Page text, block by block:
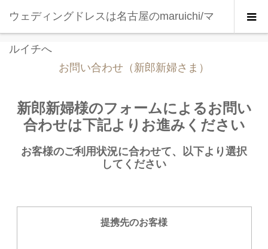
ウェディングドレスは名古屋のmaruichi/マ
ルイチへ
お問い合わせ（新郎新婦さま）
新郎新婦様のフォームによるお問い
合わせは下記よりお進みください
お客様のご利用状況に合わせて、以下より選択
してください
提携先のお客様